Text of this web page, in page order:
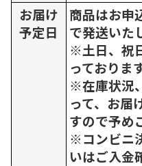
お届け
予定日
商品はお申
で発送いた
※土日、祝
っております
※在庫状況
って、お届
すので予め
※コンビニ
いはご入金